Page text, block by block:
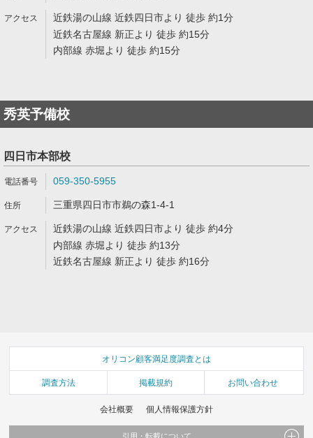
近鉄湯の山線 近鉄四日市より 徒歩 約1分
近鉄名古屋線 新正より 徒歩 約15分
内部線 赤堀より 徒歩 約15分
秀英予備校
四日市本部校
059-350-5955
三重県四日市市鵜の森1-4-1
近鉄湯の山線 近鉄四日市より 徒歩 約4分
内部線 赤堀より 徒歩 約13分
近鉄名古屋線 新正より 徒歩 約16分
オリコン顧客満足度調査とは
調査方法 掲載規約 お問い合わせ
会社概要 個人情報保護方針
引用・転載について